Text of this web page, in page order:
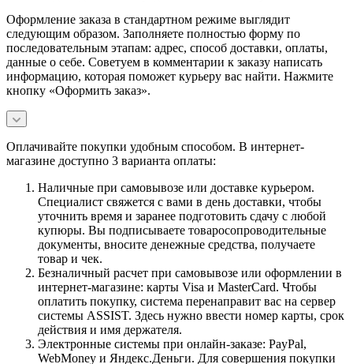
Оформление заказа в стандартном режиме выглядит
следующим образом. Заполняете полностью форму по
последовательным этапам: адрес, способ доставки, оплаты,
данные о себе. Советуем в комментарии к заказу написать
информацию, которая поможет курьеру вас найти. Нажмите
кнопку «Оформить заказ».
Оплачивайте покупки удобным способом. В интернет-
магазине доступно 3 варианта оплаты:
Наличные при самовывозе или доставке курьером.
Специалист свяжется с вами в день доставки, чтобы
уточнить время и заранее подготовить сдачу с любой
купюры. Вы подписываете товаросопроводительные
документы, вносите денежные средства, получаете
товар и чек.
Безналичный расчет при самовывозе или оформлении в
интернет-магазине: карты Visa и MasterCard. Чтобы
оплатить покупку, система перенаправит вас на сервер
системы ASSIST. Здесь нужно ввести номер карты, срок
действия и имя держателя.
Электронные системы при онлайн-заказе: PayPal,
WebMoney и Яндекс.Деньги. Для совершения покупки